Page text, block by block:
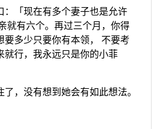
：「现在有多个妻子也是允许
就有六个。再过三个月，你得
要多少只要你有本领， 不要考
就行，我永远只是你的小菲
，没有想到她会有如此想法。